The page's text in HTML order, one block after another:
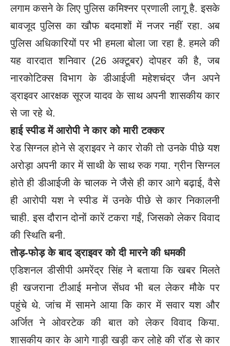
लगाम कसने के लिए पुलिस कमिश्नर प्रणाली लागू है. इसके
बावजूद पुलिस का खौफ बदमाशों में नजर नहीं रहा. अब
पुलिस अधिकारियों पर भी हमला बोला जा रहा है. हमले की
यह वारदात शनिवार (26 अक्टूबर) दोपहर की है, जब
नारकोटिक्स विभाग के डीआईजी महेशचंद्र जैन अपने
ड्राइवर आरक्षक सूरज यादव के साथ अपनी शासकीय कार
से जा रहे थे.
हाई स्पीड में आरोपी ने कार को मारी टक्कर
रेड सिग्नल होने से ड्राइवर ने कार रोकी तो उनके पीछे यश
अरोड़ा अपनी कार में साथी के साथ रुक गया. ग्रीन सिग्नल
होते ही डीआईजी के चालक ने जैसे ही कार आगे बढ़ाई, वैसे
ही आरोपी यश ने स्पीड में उनके पीछे से कार निकालनी
चाही. इस दौरान दोनों कारें टकरा गईं, जिसको लेकर विवाद
की स्थिति बनी.
तोड़-फोड़ के बाद ड्राइवर को दी मारने की धमकी
एडिशनल डीसीपी अमरेंद्र सिंह ने बताया कि खबर मिलते
ही खजराना टीआई मनोज सेंधव भी बल लेकर मौके पर
पहुंचे थे. जांच में सामने आया कि कार में सवार यश और
अर्जित ने ओवरटेक की बात को लेकर विवाद किया.
शासकीय कार के आगे गाड़ी खड़ी कर लोहे की रॉड से कार